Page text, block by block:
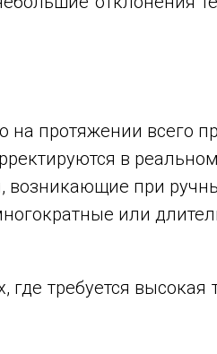
на протяжении всего
в
при
или
где требуется